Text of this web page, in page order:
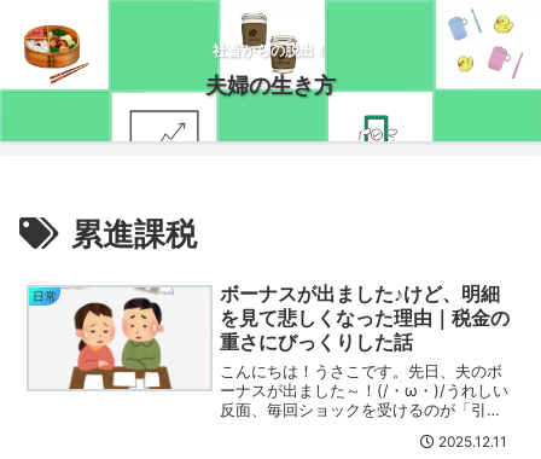
社畜からの脱出！
夫婦の生き方
累進課税
日常
ボーナスが出ました♪けど、明細
を見て悲しくなった理由｜税金の
重さにびっくりした話
こんにちは！うさこです。先日、夫のボ
ーナスが出ました～！(/・ω・)/うれしい
反面、毎回ショックを受けるのが「引か
ため息が出ちゃう時期でもありま2025.12.11